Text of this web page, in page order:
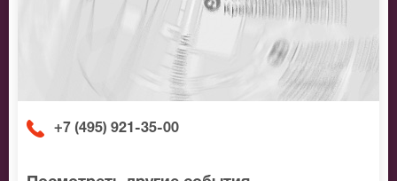
+7 (495) 921-35-00